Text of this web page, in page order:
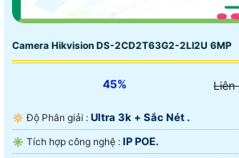
Camera Hikvision DS-2CD2T63G2-2LI2U 6MP
45% Liên
🔅 Độ Phân giải : Ultra 3k + Sắc Nét .
✳️ Tích hợp công nghệ : IP POE.